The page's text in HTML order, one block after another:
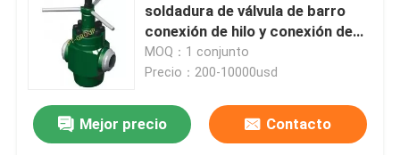
Manguera del control del BOP
Válvula de puerta y válvula de retención
Válvula de bolas y válvula de seguridad
soldadura de válvula de barro
conexión de hilo y conexión de
unión
MOQ：1 conjunto
Precio：200-10000usd
Mejor precio Contacto